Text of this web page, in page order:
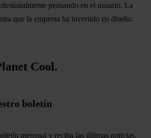
pensando en el usuario. La
que la empresa ha invertido en diseño.
Cool.
boletín
mensual y reciba las últimas noticias,